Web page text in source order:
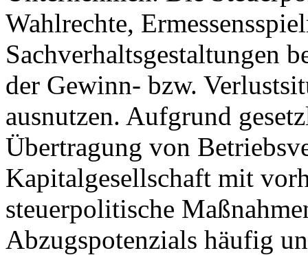
Wahlrechte,
Sachverhaltsgestaltungen
der Gewinn- bzw.
ausnutzen. Aufgrund
Übertragung von
Kapitalgesellschaft mit
steuerpolitische
Abzugspotenzials häufig